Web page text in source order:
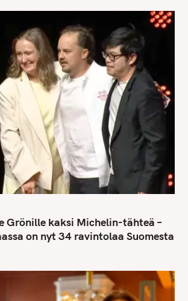
Grönille kaksi Michelin-tähteä –
on nyt 34 ravintolaa Suomesta